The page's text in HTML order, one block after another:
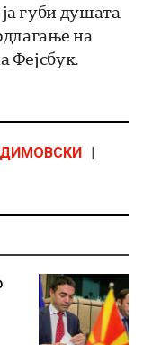
губи душата
на
Фејсбук.